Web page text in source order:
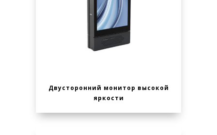
Двусторонний монитор высокой
яркости